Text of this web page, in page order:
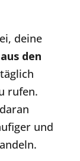
deine
den
rufen.
und